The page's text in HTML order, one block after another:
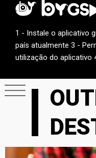
1 - Instale o aplicativo
país atualmente 3 -
utilização do aplicativo